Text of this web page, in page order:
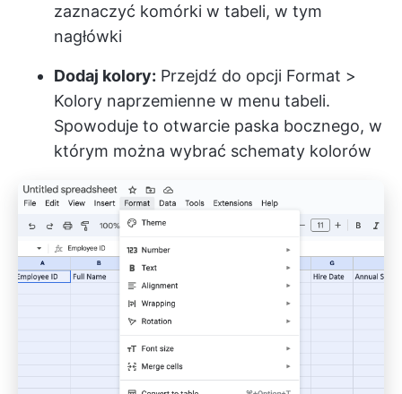
zaznaczyć komórki w tabeli, w tym
nagłówki
Dodaj kolory: Przejdź do opcji Format >
Kolory naprzemienne w menu tabeli.
Spowoduje to otwarcie paska bocznego, w
którym można wybrać schematy kolorów